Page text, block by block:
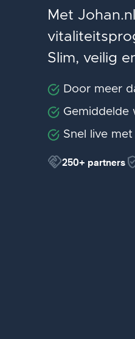
Met
Slim, veilig
Door meer
Gemiddelde
Snel live
handshake250+ partners